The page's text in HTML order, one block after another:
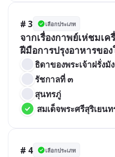
# 3 เลือกประเภท
จากเรื่องกาพย์เห่ชมเ
ฝีมือการปรุงอาหารของ
ธิดาของพระเจ้าฝรั่งมั
รัชกาลที่ ๓
สุนทรภู่
สมเด็จพระศรีสุริเยน
# 4 เลือกประเภท